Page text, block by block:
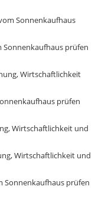
Sonnenkaufhaus
Sonnenkaufhaus prüfen
Wirtschaftlichkeit
prüfen
Wirtschaftlichkeit und
Wirtschaftlichkeit und
Sonnenkaufhaus prüfen